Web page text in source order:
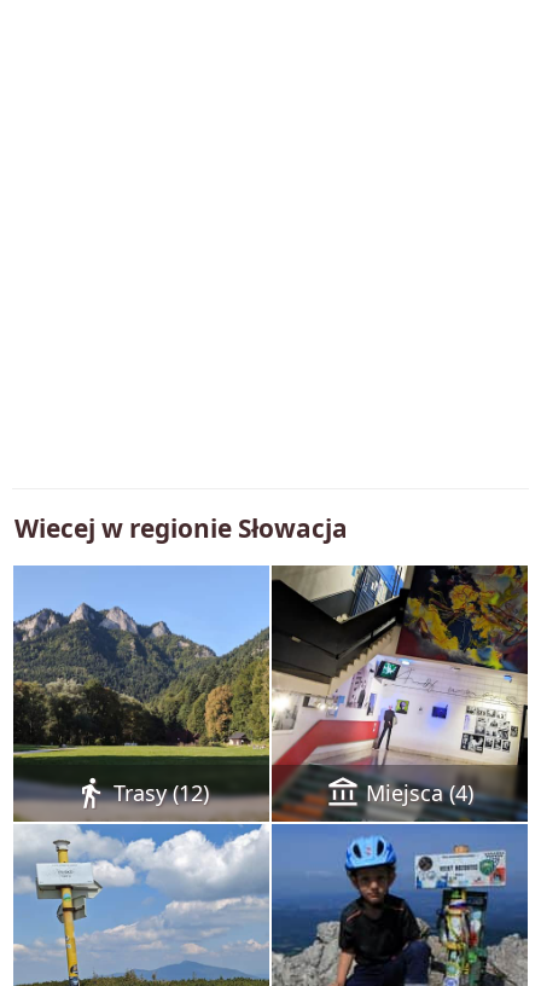
Wiecej w regionie Słowacja
directions_walkTrasy (12) account_balance Miejsca (4)